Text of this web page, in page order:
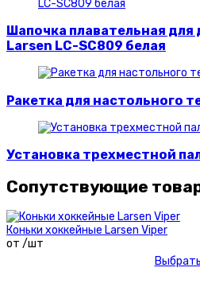
Шапочка плавательная
Larsen LC-SC809 белая
Ракетка для настольного
Установка трехместной
Сопутствующие
Коньки хоккейные Larsen Viper
от /шт
Выбрать